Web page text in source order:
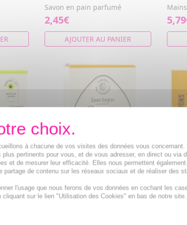
Savon en pain parfumé
2,45€
AJOUTER AU PANIER
Solide Nectar de Miel 100g
à chacune de vos visites des données vous concernant.
pertinents pour vous, et de vous adresser, en direct ou via
et de mesurer leur efficacité. Elles nous permettent
de contenu sur les réseaux sociaux et de réaliser des
l'usage que nous ferons de vos données en cochant les
sur le lien "Utilisation des Cookies" en bas de notre site.